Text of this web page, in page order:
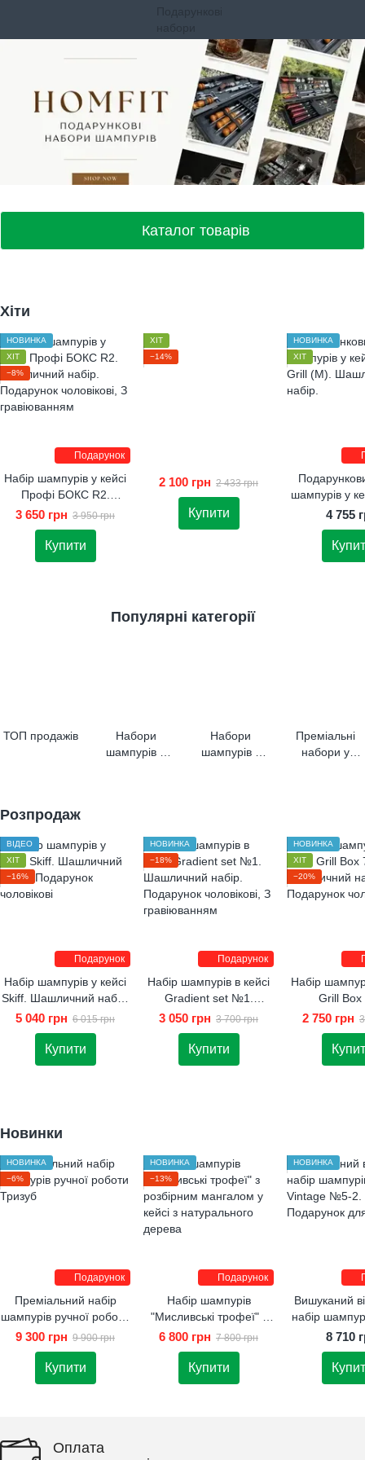
Каталог товарів
Хіти
Подарунок
НОВИНКА
ХІТ
−8%
Набір шампурів у кейсі
Профі БОКС R2.
Шашличний набір.
Подарунок чоловікові
3 650 грн 3 950 грн
Купити
ХІТ
−14%
2 100 грн 2 433 грн
Купити
НОВИНКА
ХІТ
шампурів у
Grill (M).
4 755
Популярні категорії
ТОП продажів
Набори
шампурів в
Набори
шампурів у
Преміальні
набори у
Розпродаж
Подарунок
ВІДЕО
ХІТ
−16%
Набір шампурів у кейсі
Skiff. Шашличний набір.
Подарунок чоловікові
5 040 грн 6 015 грн
Купити
Подарунок
НОВИНКА
−18%
Набір шампурів в кейсі
Gradient set №1.
Шашличний набір.
Подарунок чоловікові
3 050 грн 3 700 грн
Купити
НОВИНКА
ХІТ
−20%
Набір
Grill Box
Шашличний
Подарунок
2 750 грн
Новинки
Подарунок
НОВИНКА
−6%
Преміальний набір
шампурів ручної роботи
Тризуб
9 300 грн 9 900 грн
Купити
Подарунок
НОВИНКА
−13%
Набір шампурів
"Мисливські трофеї" з
розбірним мангалом у
кейсі з натурального
дерева
6 800 грн 7 800 грн
Купити
НОВИНКА
Вишуканий
набір
Vintage
Подарунок
8 710
Оплата